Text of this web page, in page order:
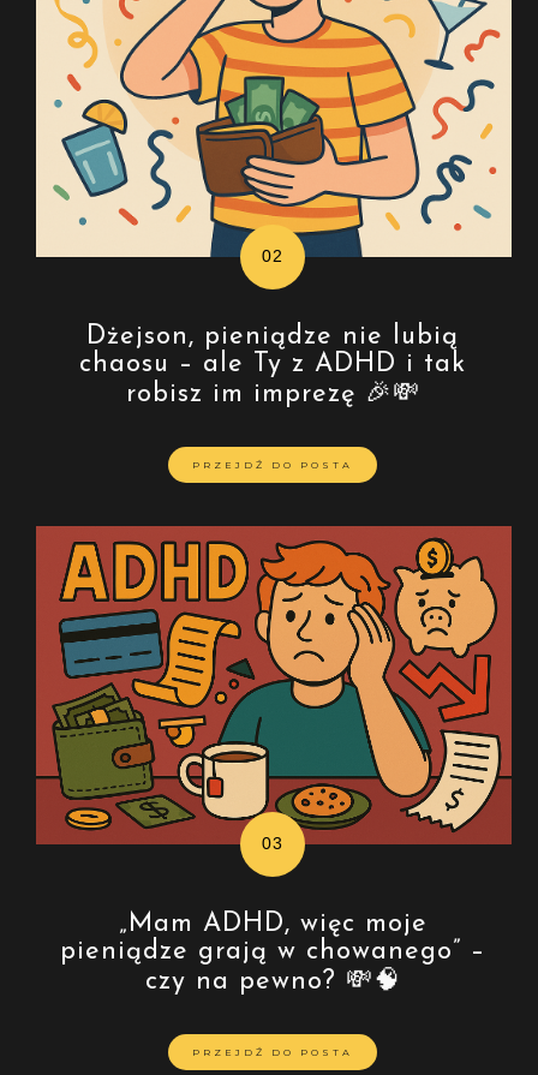
Dżejson, pieniądze nie lubią
chaosu – ale Ty z ADHD i tak
robisz im imprezę 🎉💸
PRZEJDŹ DO POSTA
„Mam ADHD, więc moje
pieniądze grają w chowanego” –
czy na pewno? 💸🧠
PRZEJDŹ DO POSTA